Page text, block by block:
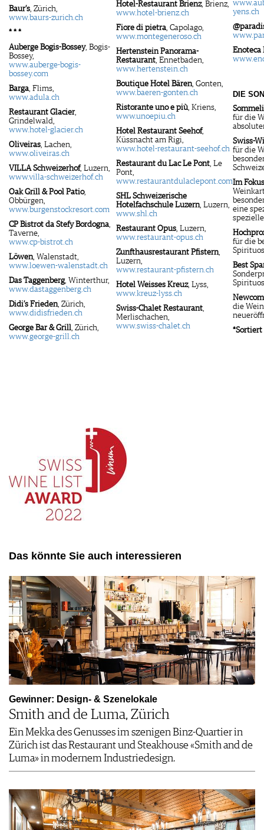
Baur’s, Zürich,
www.baurs-zurich.ch
* * *
Auberge Bogis-Bossey, Bogis-
Bossey,
www.auberge-bogis-
bossey.com
Barga, Flims,
www.adula.ch
Restaurant Glacier,
Grindelwald,
www.hotel-glacier.ch
Oliveiras, Lachen,
www.oliveiras.ch
VILLA Schweizerhof, Luzern,
www.villa-schweizerhof.ch
Oak Grill & Pool Patio,
Obbürgen,
www.burgenstockresort.com
CP Bistrot da Stefy Bordogna,
Taverne,
www.cp-bistrot.ch
Löwen, Walenstadt,
www.loewen-walenstadt.ch
Das Taggenberg, Winterthur,
www.dastaggenberg.ch
Didi’s Frieden, Zürich,
www.didisfrieden.ch
George Bar & Grill, Zürich,
www.george-grill.ch
Hotel-Restaurant Brienz, Brienz,
www.hotel-brienz.ch
Fiore di pietra, Capolago,
www.montegeneroso.ch
Hertenstein Panorama-
Restaurant, Ennetbaden,
www.hertenstein.ch
Boutique Hotel Bären, Gonten,
www.baeren-gonten.ch
Ristorante uno e più, Kriens,
www.unoepiu.ch
Hotel Restaurant Seehof,
Küssnacht am Rigi,
www.hotel-restaurant-seehof.ch
Restaurant du Lac Le Pont, Le
Pont,
www.restaurantdulaclepont.com
SHL Schweizerische
Hotelfachschule Luzern, Luzern,
www.shl.ch
Restaurant Opus, Luzern,
www.restaurant-opus.ch
Zunfthausrestaurant Pfistern,
Luzern,
www.restaurant-pfistern.ch
Hotel Weisses Kreuz, Lyss,
www.kreuz-lyss.ch
Swiss-Chalet Restaurant,
Merlischachen,
www.swiss-chalet.ch
yens.ch
Enoteca
DIE
für die
Swiss-
für die
Im Fokus
eine
für die
Best
die
*Sortiert
Das könnte Sie auch interessieren
Gewinner: Design- & Szenelokale
Smith and de Luma, Zürich
Ein Mekka des Genusses im szenigen Binz-Quartier in
Zürich ist das Restaurant und Steakhouse «Smith and de
Luma» in modernem Industriedesign.